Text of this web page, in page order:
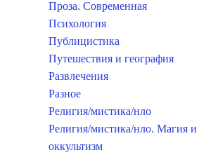
Проза. Современная
Психология
Публицистика
Путешествия и география
Развлечения
Разное
Религия/мистика/нло
Религия/мистика/нло. Магия и
оккультизм